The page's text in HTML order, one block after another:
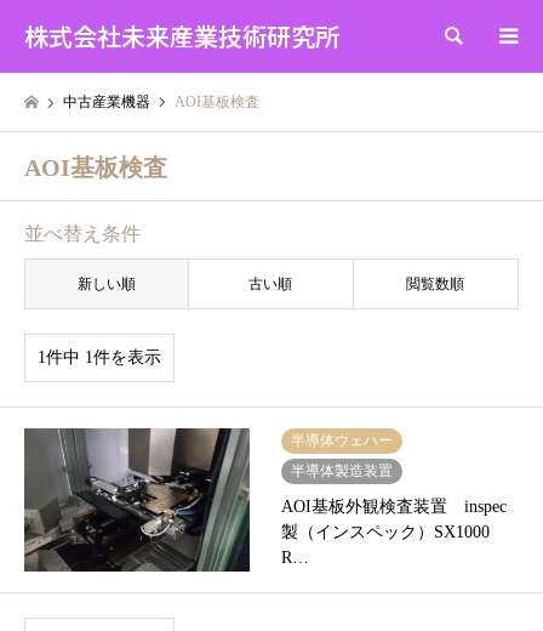
株式会社未来産業技術研究所 検索
中古産業機器 AOI基板検査
AOI基板検査
並べ替え条件
新しい順 古い順 閲覧数順
1件中 1件を表示
半導体ウェハー
半導体製造装置
AOI基板外観検査装置 inspec
製（インスペック）SX1000
R…